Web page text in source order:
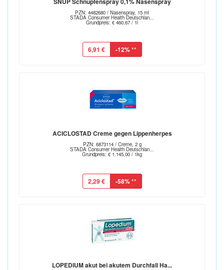
PZN: 4482680 / Nasenspray, 15 ml
STADA Consumer Health Deutschlan...
Grundpreis: € 460,67 / 1l
6,91 € -12%**
ACICLOSTAD Creme gegen Lippenherpes
PZN: 6873114 / Creme, 2 g
STADA Consumer Health Deutschlan...
Grundpreis: € 1.145,00 / 1kg
2,29 € -58%**
LOPEDIUM akut bei akutem Durchfall Ha...